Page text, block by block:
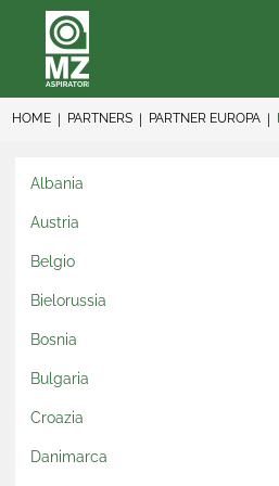
HOME PARTNERS PARTNER EUROPA
Albania
Austria
Belgio
Bielorussia
Bosnia
Bulgaria
Croazia
Danimarca